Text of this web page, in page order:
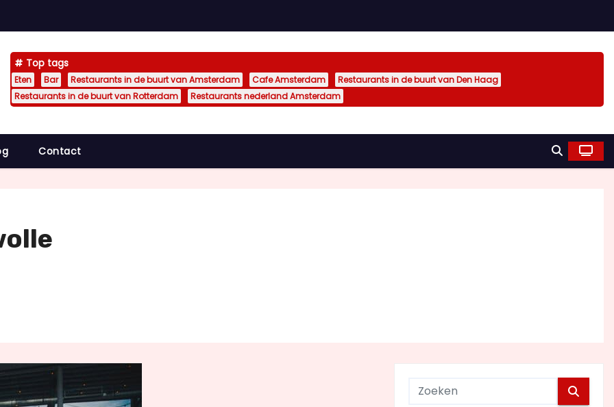
Top tags
Eten Bar Restaurants in de buurt van Amsterdam Cafe Amsterdam
Restaurants in de buurt van Den Haag
Restaurants in de buurt van Rotterdam
Restaurants nederland Amsterdam
Contact